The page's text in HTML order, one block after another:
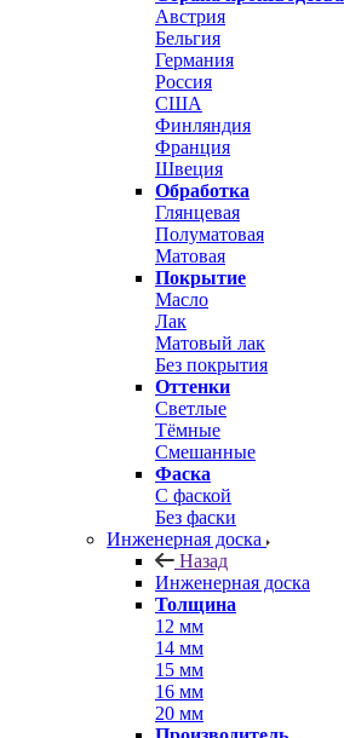
Австрия
Бельгия
Германия
Россия
США
Финляндия
Франция
Швеция
Обработка
Глянцевая
Полуматовая
Матовая
Покрытие
Масло
Лак
Матовый лак
Без покрытия
Оттенки
Светлые
Тёмные
Смешанные
Фаска
С фаской
Без фаски
Инженерная доска
Назад
Инженерная доска
Толщина
12 мм
14 мм
15 мм
16 мм
20 мм